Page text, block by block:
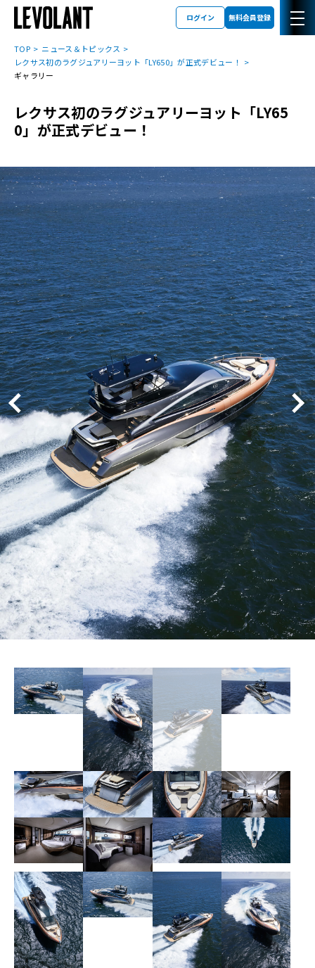
ログイン 無料会員登録
TOP
ニュース＆トピックス
レクサス初のラグジュアリーヨット「LY650」が正式デビュー！
ギャラリー
レクサス初のラグジュアリーヨット「LY65
0」が正式デビュー！